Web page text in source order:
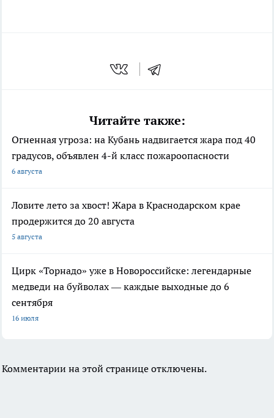
Читайте также:
Огненная угроза: на Кубань надвигается жара под 40
градусов, объявлен 4-й класс пожароопасности
6 августа
Ловите лето за хвост! Жара в Краснодарском крае
продержится до 20 августа
5 августа
Цирк «Торнадо» уже в Новороссийске: легендарные
медведи на буйволах — каждые выходные до 6
сентября
16 июля
Комментарии на этой странице отключены.